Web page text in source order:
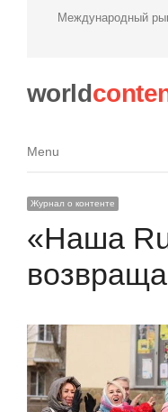
Международный
world
Menu
Menu
Журнал о контенте
«Наша